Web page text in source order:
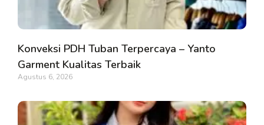
Konveksi PDH Tuban Terpercaya – Yanto
Garment Kualitas Terbaik
Agustus 6, 2026